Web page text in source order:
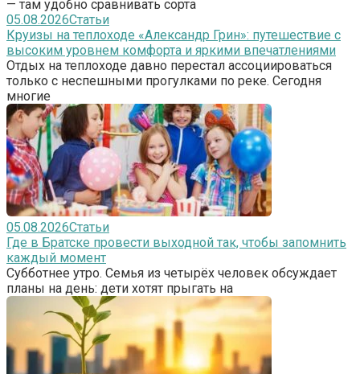
— там удобно сравнивать сорта
05.08.2026Статьи
Круизы на теплоходе «Александр Грин»: путешествие с
высоким уровнем комфорта и яркими впечатлениями
Отдых на теплоходе давно перестал ассоциироваться
только с неспешными прогулками по реке. Сегодня
многие
05.08.2026Статьи
Где в Братске провести выходной так, чтобы запомнить
каждый момент
Субботнее утро. Семья из четырёх человек обсуждает
планы на день: дети хотят прыгать на